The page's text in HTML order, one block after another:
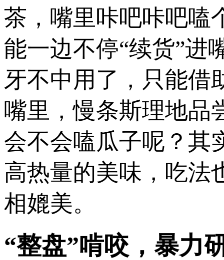
茶，嘴里咔吧咔吧嗑
能一边不停“续货”进
牙不中用了，只能借
嘴里，慢条斯理地品
会不会嗑瓜子呢？其
高热量的美味，吃法
相媲美。
“整盘”啃咬，暴力